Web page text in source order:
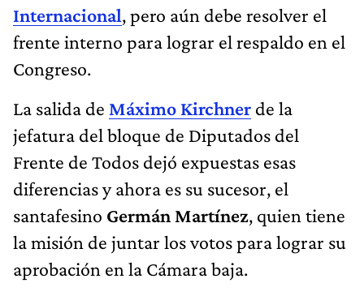
Internacional, pero aún debe resolver el
frente interno para lograr el respaldo en el
Congreso.
La salida de Máximo Kirchner de la
jefatura del bloque de Diputados del
Frente de Todos dejó expuestas esas
diferencias y ahora es su sucesor, el
santafesino Germán Martínez, quien tiene
la misión de juntar los votos para lograr su
aprobación en la Cámara baja.